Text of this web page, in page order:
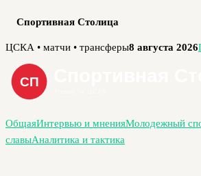
Спортивная Столица
Перейти
содержимому
ЦСКА • матчи • трансферы8 августа 2026
ОбщаяИнтервью и мненияМолодежный
славыАналитика и тактика